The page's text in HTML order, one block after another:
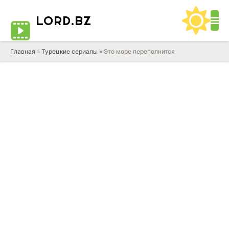
LORD.BZ
Главная » Турецкие сериалы » Это море переполнится